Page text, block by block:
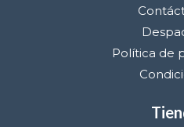
Política de